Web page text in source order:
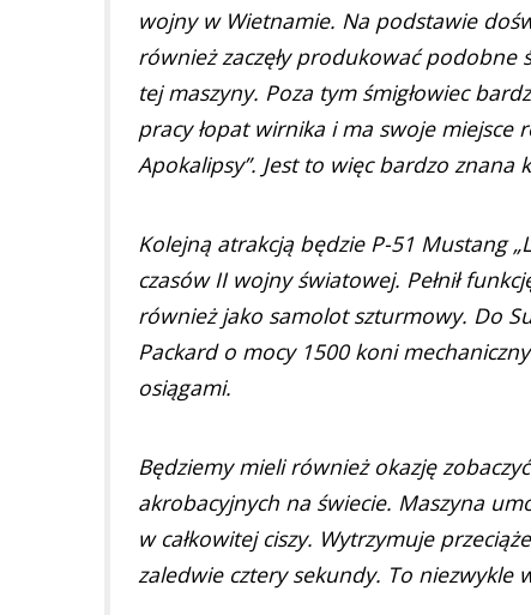
wojny w Wietnamie. Na podstawie
również zaczęły produkować podobne
tej maszyny. Poza tym śmigłowiec
pracy łopat wirnika i ma swoje miejsce
Apokalipsy”. Jest to więc bardzo
Kolejną atrakcją będzie P-51 Mustang
czasów II wojny światowej. Pełnił
również jako samolot szturmowy. Do
Packard o mocy 1500 koni
osiągami.
Będziemy mieli również okazję
akrobacyjnych na świecie. Maszyna
w całkowitej ciszy. Wytrzymuje
zaledwie cztery sekundy. To niezwykle